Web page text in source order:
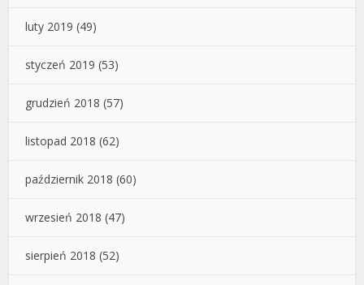
luty 2019 (49)
styczeń 2019 (53)
grudzień 2018 (57)
listopad 2018 (62)
październik 2018 (60)
wrzesień 2018 (47)
sierpień 2018 (52)